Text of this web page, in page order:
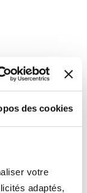
des cookies
votre
adaptés,